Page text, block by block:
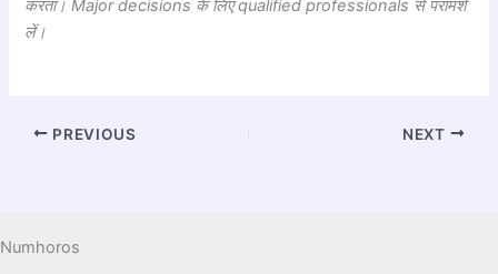
करता। Major decisions के लिए qualified professionals से परामर्श
लें।
PREVIOUS NEXT
Numhoros